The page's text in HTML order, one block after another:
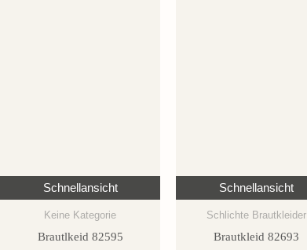
Schnellansicht
Keine Kategorie
Brautlkeid 82595
Schnellansicht
Schlichte Brautkleider
Brautkleid 82693